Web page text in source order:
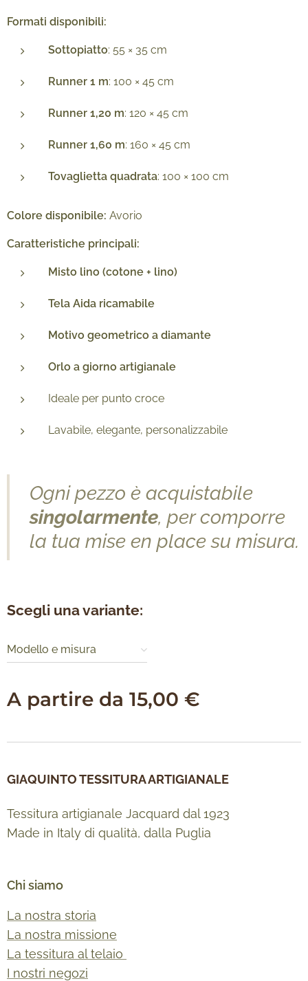
Formati disponibili:
Sottopiatto: 55 × 35 cm
Runner 1 m: 100 × 45 cm
Runner 1,20 m: 120 × 45 cm
Runner 1,60 m: 160 × 45 cm
Tovaglietta quadrata: 100 × 100 cm
Colore disponibile: Avorio
Caratteristiche principali:
Misto lino (cotone + lino)
Tela Aida ricamabile
Motivo geometrico a diamante
Orlo a giorno artigianale
Ideale per punto croce
Lavabile, elegante, personalizzabile
Ogni pezzo è acquistabile
singolarmente, per comporre
la tua mise en place su misura.
Scegli una variante:
Modello e misura
A partire da 15,00 €
GIAQUINTO TESSITURA ARTIGIANALE
Tessitura artigianale Jacquard dal 1923
Made in Italy di qualità, dalla Puglia
Chi siamo
La nostra storia
La nostra missione
La tessitura al telaio
I nostri negozi